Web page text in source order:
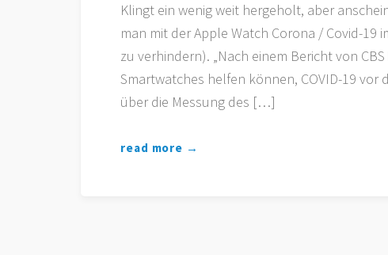
Klingt ein wenig weit hergeholt, aber
man mit der Apple Watch Corona / Covid-
zu verhindern). „Nach einem Bericht von
Smartwatches helfen können, COVID-19
über die Messung des […]
read more →